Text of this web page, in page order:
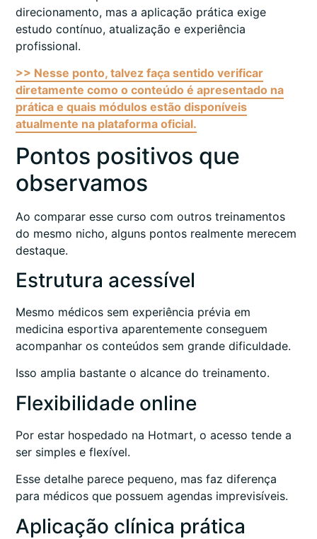
direcionamento, mas a aplicação prática exige
estudo contínuo, atualização e experiência
profissional.
>> Nesse ponto, talvez faça sentido verificar
diretamente como o conteúdo é apresentado na
prática e quais módulos estão disponíveis
atualmente na plataforma oficial.
Pontos positivos que
observamos
Ao comparar esse curso com outros treinamentos
do mesmo nicho, alguns pontos realmente merecem
destaque.
Estrutura acessível
Mesmo médicos sem experiência prévia em
medicina esportiva aparentemente conseguem
acompanhar os conteúdos sem grande dificuldade.
Isso amplia bastante o alcance do treinamento.
Flexibilidade online
Por estar hospedado na Hotmart, o acesso tende a
ser simples e flexível.
Esse detalhe parece pequeno, mas faz diferença
para médicos que possuem agendas imprevisíveis.
Aplicação clínica prática